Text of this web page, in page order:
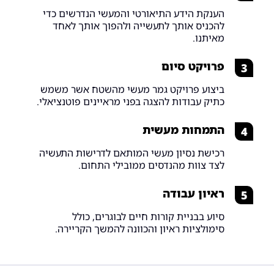
הענקת הידע התיאורטי והמעשי הנדרשים כדי
להכניס אותך לתעשייה ולהפוך אותך לאחד
מאיתנו.
3 פרויקט סיום
ביצוע פרויקט גמר מעשי מהשטח אשר משמש
כתיק עבודות להצגה בפני מראיינים פוטנציאלי.
4 התמחות מעשית
רכישת נסיון מעשי המותאם לדרישות התעשיה
לצד צוות מהנדסים ממובילי התחום.
5 ראיון עבודה
סיוע בבניית קורות חיים לבוגרים, כולל
סימולציות ראיון והכוונה להמשך הקריירה.